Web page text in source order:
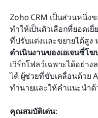
Zoho CRM เป็นส่วนหนึ่ง
ทำให้เป็นตัวเลือกที่ยอดเ
ที่ปรับแต่งและขยายได้สูง
ดำเนินงานของเอเจนซี่โ
เวิร์กโฟลว์เฉพาะได้อย่าง
ได้ ผู้ช่วยที่ขับเคลื่อนด้วย
ทำนายและให้คำแนะนำด้
คุณสมบัติเด่น: